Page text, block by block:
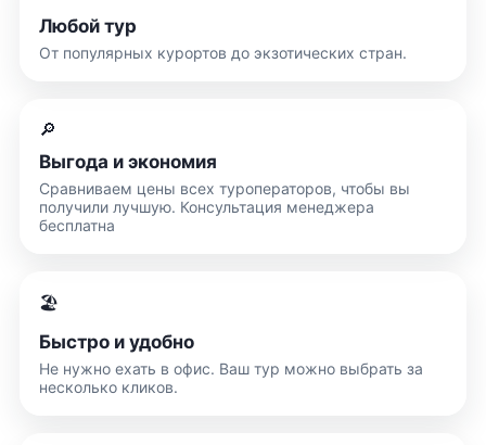
Любой тур
От популярных курортов до экзотических стран.
🔎
Выгода и экономия
Сравниваем цены всех туроператоров, чтобы вы
получили лучшую. Консультация менеджера
бесплатна
🏖️
Быстро и удобно
Не нужно ехать в офис. Ваш тур можно выбрать за
несколько кликов.